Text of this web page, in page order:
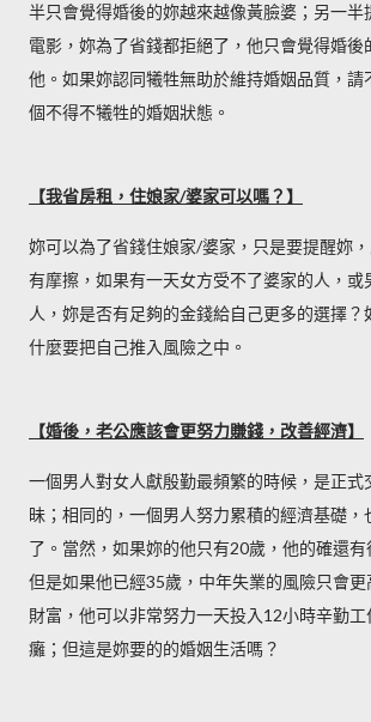
半只會覺得婚後的妳越來越像黃臉婆；另一半
電影，妳為了省錢都拒絕了，他只會覺得婚後
他。如果妳認同犧牲無助於維持婚姻品質，請
個不得不犧牲的婚姻狀態。
【我省房租，住娘家/婆家可以嗎？】
妳可以為了省錢住娘家/婆家，只是要提醒妳
有摩擦，如果有一天女方受不了婆家的人，或
人，妳是否有足夠的金錢給自己更多的選擇？
什麼要把自己推入風險之中。
【婚後，老公應該會更努力賺錢，改善經濟】
一個男人對女人獻殷勤最頻繁的時候，是正式
昧；相同的，一個男人努力累積的經濟基礎，
了。當然，如果妳的他只有20歲，他的確還有
但是如果他已經35歲，中年失業的風險只會
財富，他可以非常努力一天投入12小時辛勤
癱；但這是妳要的的婚姻生活嗎？